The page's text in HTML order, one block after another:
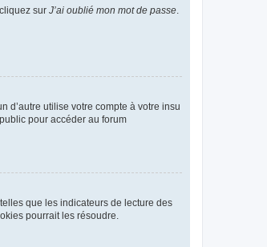
sur J’ai oublié mon mot de passe
d’autre utilise votre compte à votre insu
pour accéder au forum
que les indicateurs de lecture des
pourrait les résoudre.